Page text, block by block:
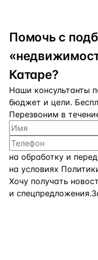
Помочь с
Катаре?
Наши консультанты
бюджет и цели.
Перезвоним в
на обработку и
на условиях
Хочу получать
и спецпредложения.